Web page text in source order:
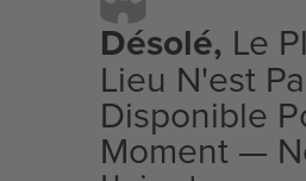
Désolé, Le
Lieu N'est
Disponible
Moment —